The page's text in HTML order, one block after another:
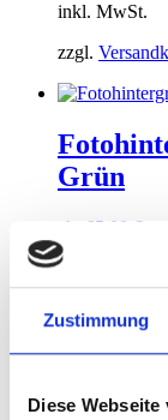
Zustimmung
Diese
inkl. MwSt.
zzgl.
Grün
ab: 65,00 €
inkl. MwSt.
zzgl.